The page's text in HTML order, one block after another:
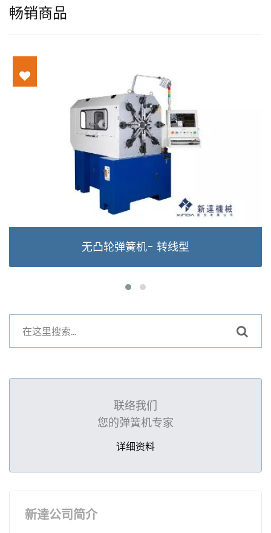
畅销商品
联络我们
您的弹簧机专家
详细资料
新達公司简介